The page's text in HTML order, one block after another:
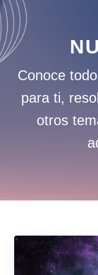
Conoce
para ti,
otros